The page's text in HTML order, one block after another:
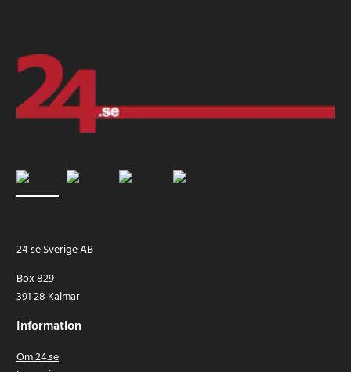
24 se Sverige AB
Box 829
391 28 Kalmar
Information
Om 24.se